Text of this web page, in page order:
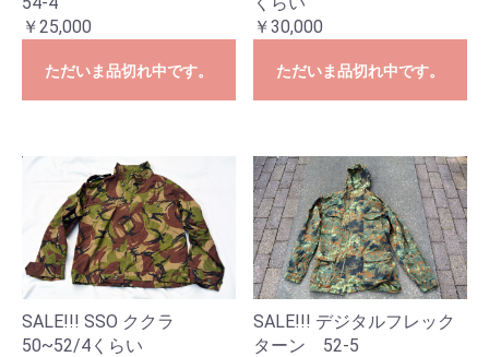
￥25,000
ただいま品切れ中です。
￥30,000
ただいま品切れ中です。
SALE!!! SSO ククラ
50~52/4くらい
SALE!!! デジタルフレック
ターン 52-5